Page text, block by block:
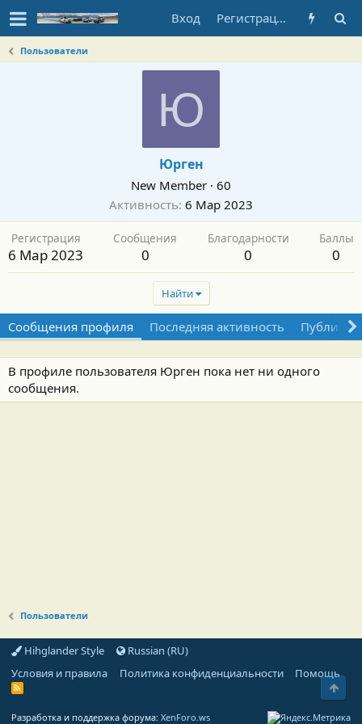
Вход Регистрация
Пользователи
Ю
Юрген
New Member · 60
Активность 6 Мар 2023
Регистрация
6 Мар 2023
Сообщения
0
Благодарности
0
Баллы
0
Найти
Сообщения профиля Последняя активность
В профиле пользователя Юрген пока нет ни одного
сообщения.
Пользователи
Hihglander Style
Russian (RU)
Условия и правила
Политика конфиденциальности Помощь
R
Разработка и поддержка форума: XenForo.ws